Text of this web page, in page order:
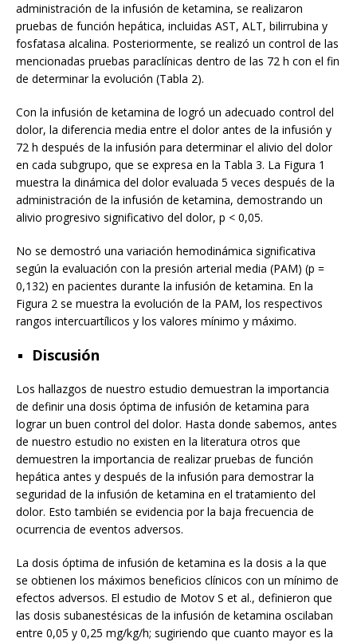
administración de la infusión de ketamina, se realizaron
pruebas de función hepática, incluidas AST, ALT, bilirrubina y
fosfatasa alcalina. Posteriormente, se realizó un control de las
mencionadas pruebas paraclínicas dentro de las 72 h con el fin
de determinar la evolución (Tabla 2).
Con la infusión de ketamina de logró un adecuado control del
dolor, la diferencia media entre el dolor antes de la infusión y
72 h después de la infusión para determinar el alivio del dolor
en cada subgrupo, que se expresa en la Tabla 3. La Figura 1
muestra la dinámica del dolor evaluada 5 veces después de la
administración de la infusión de ketamina, demostrando un
alivio progresivo significativo del dolor, p < 0,05.
No se demostró una variación hemodinámica significativa
según la evaluación con la presión arterial media (PAM) (p =
0,132) en pacientes durante la infusión de ketamina. En la
Figura 2 se muestra la evolución de la PAM, los respectivos
rangos intercuartílicos y los valores mínimo y máximo.
Discusión
Los hallazgos de nuestro estudio demuestran la importancia
de definir una dosis óptima de infusión de ketamina para
lograr un buen control del dolor. Hasta donde sabemos, antes
de nuestro estudio no existen en la literatura otros que
demuestren la importancia de realizar pruebas de función
hepática antes y después de la infusión para demostrar la
seguridad de la infusión de ketamina en el tratamiento del
dolor. Esto también se evidencia por la baja frecuencia de
ocurrencia de eventos adversos.
La dosis óptima de infusión de ketamina es la dosis a la que
se obtienen los máximos beneficios clínicos con un mínimo de
efectos adversos. El estudio de Motov S et al., definieron que
las dosis subanestésicas de la infusión de ketamina oscilaban
entre 0,05 y 0,25 mg/kg/h; sugiriendo que cuanto mayor es la